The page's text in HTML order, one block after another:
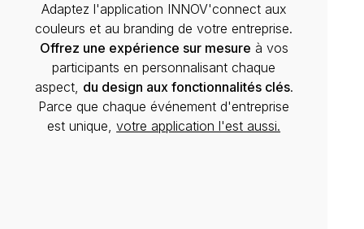
Adaptez l'application INNOV'connect aux
couleurs et au branding de votre entreprise.
Offrez une expérience sur mesure à vos
participants en personnalisant chaque
aspect, du design aux fonctionnalités clés.
Parce que chaque événement d'entreprise
est unique,votre application l'est aussi.